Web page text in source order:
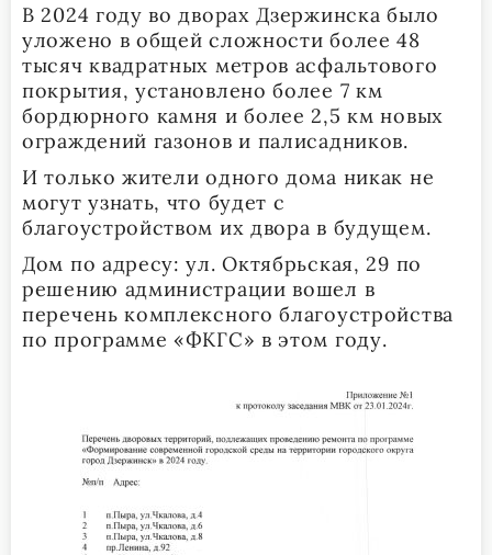
В 2024 году во дворах Дзержинска было
уложено в общей сложности более 48
тысяч квадратных метров асфальтового
покрытия, установлено более 7 км
бордюрного камня и более 2,5 км новых
ограждений газонов и палисадников.
И только жители одного дома никак не
могут узнать, что будет с
благоустройством их двора в будущем.
Дом по адресу: ул. Октябрьская, 29 по
решению администрации вошел в
перечень комплексного благоустройства
по программе «ФКГС» в этом году.